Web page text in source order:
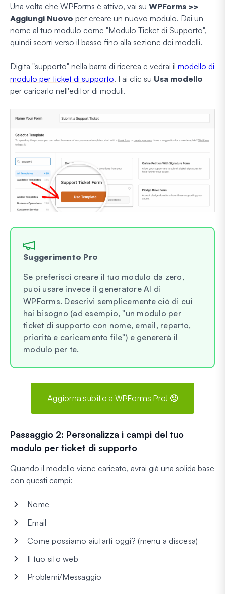
Una volta che WPForms è attivo, vai su WPForms >>
Aggiungi Nuovo per creare un nuovo modulo. Dai un
nome al tuo modulo come "Modulo Ticket di Supporto",
quindi scorri verso il basso fino alla sezione dei modelli.
Digita "supporto" nella barra di ricerca e vedrai il modello di
modulo per ticket di supporto. Fai clic su Usa modello
per caricarlo nell'editor di moduli.
Suggerimento Pro
Se preferisci creare il tuo modulo da zero,
puoi usare invece il generatore AI di
WPForms. Descrivi semplicemente ciò di cui
hai bisogno (ad esempio, "un modulo per
ticket di supporto con nome, email, reparto,
priorità e caricamento file") e genererà il
modulo per te.
Aggiorna subito a WPForms Pro! 🙂
Passaggio 2: Personalizza i campi del tuo
modulo per ticket di supporto
Quando il modello viene caricato, avrai già una solida base
con questi campi:
Nome
Email
Come possiamo aiutarti oggi? (menu a discesa)
Il tuo sito web
Problemi/Messaggio